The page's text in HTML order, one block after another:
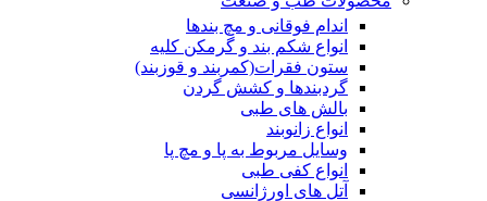
اندام فوقانی و مچ بندها
انواع شکم بند و گرمکن کلیه
ستون فقرات(کمربند و قوزبند)
گردبندها و کشش گردن
بالش های طبی
انواع زانوبند
وسایل مربوط به پا و مچ پا
انواع کفی طبی
آتل های اورژانسی